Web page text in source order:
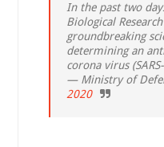
In the past two
Biological
groundbreaking
determining an
corona virus
— Ministry of
2020